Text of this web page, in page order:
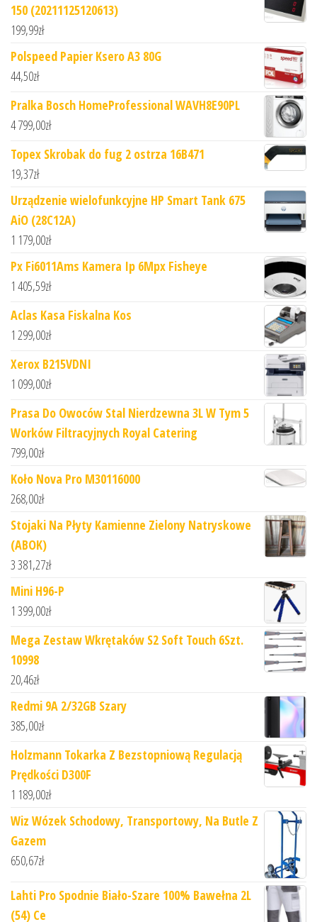
150 (20211125120613)
199,99zł
Polspeed Papier Ksero A3 80G
44,50zł
Pralka Bosch HomeProfessional WAVH8E90PL
4 799,00zł
Topex Skrobak do fug 2 ostrza 16B471
19,37zł
Urządzenie wielofunkcyjne HP Smart Tank 675
AiO (28C12A)
1 179,00zł
Px Fi6011Ams Kamera Ip 6Mpx Fisheye
1 405,59zł
Aclas Kasa Fiskalna Kos
1 299,00zł
Xerox B215VDNI
1 099,00zł
Prasa Do Owoców Stal Nierdzewna 3L W Tym 5
Worków Filtracyjnych Royal Catering
799,00zł
Koło Nova Pro M30116000
268,00zł
Stojaki Na Płyty Kamienne Zielony Natryskowe
(ABOK)
3 381,27zł
Mini H96-P
1 399,00zł
Mega Zestaw Wkrętaków S2 Soft Touch 6Szt.
10998
20,46zł
Redmi 9A 2/32GB Szary
385,00zł
Holzmann Tokarka Z Bezstopniową Regulacją
Prędkości D300F
1 189,00zł
Wiz Wózek Schodowy, Transportowy, Na Butle Z
Gazem
650,67zł
Lahti Pro Spodnie Biało-Szare 100% Bawełna 2L
(54) Ce